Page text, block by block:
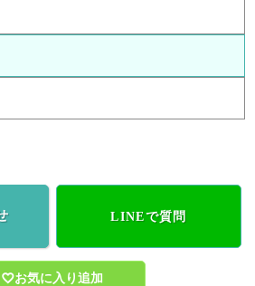
LINEで質問
お気に入り追加